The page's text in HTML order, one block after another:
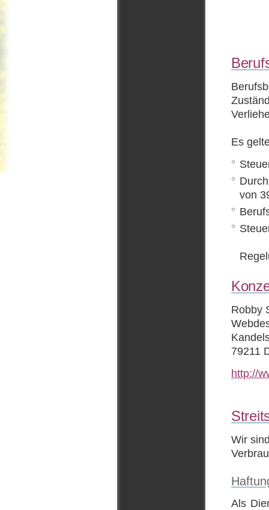
Es
von
Robby
79211
http://
Wir
Als